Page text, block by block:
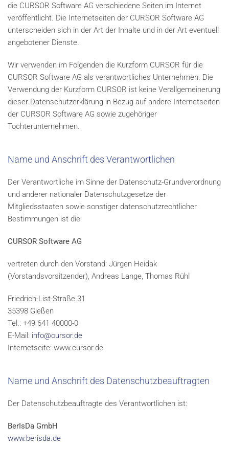
die CURSOR Software AG verschiedene Seiten im Internet
veröffentlicht. Die Internetseiten der CURSOR Software AG
unterscheiden sich in der Art der Inhalte und in der Art eventuell
angebotener Dienste.
Wir verwenden im Folgenden die Kurzform CURSOR für die
CURSOR Software AG als verantwortliches Unternehmen. Die
Verwendung der Kurzform CURSOR ist keine Verallgemeinerung
dieser Datenschutzerklärung in Bezug auf andere Internetseiten
der CURSOR Software AG sowie zugehöriger
Tochterunternehmen.
Name und Anschrift des Verantwortlichen
Der Verantwortliche im Sinne der Datenschutz-Grundverordnung
und anderer nationaler Datenschutzgesetze der
Mitgliedsstaaten sowie sonstiger datenschutzrechtlicher
Bestimmungen ist die:
CURSOR Software AG
vertreten durch den Vorstand: Jürgen Heidak
(Vorstandsvorsitzender), Andreas Lange, Thomas Rühl
Friedrich-List-Straße 31
35398 Gießen
Tel.: +49 641 40000-0
E-Mail: info@cursor.de
Internetseite: www.cursor.de
Name und Anschrift des Datenschutzbeauftragten
Der Datenschutzbeauftragte des Verantwortlichen ist:
BerIsDa GmbH
www.berisda.de